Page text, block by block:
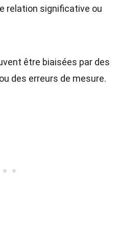
relation significative ou
être biaisées par des
des erreurs de mesure.